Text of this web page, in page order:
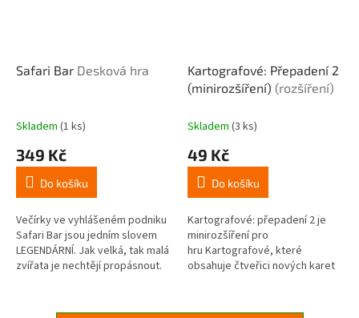
Safari Bar Desková hra
Skladem (1 ks)
349 Kč
Do košíku
Večírky ve vyhlášeném podniku
Safari Bar jsou jedním slovem
LEGENDÁRNÍ. Jak velká, tak malá
zvířata je nechtějí propásnout.
Kartografové: Přepadení 2
(minirozšíření) (rozšíření)
Skladem (3 ks)
49 Kč
Do košíku
Kartografové: přepadení 2 je
minirozšíření pro
hru Kartografové, které
obsahuje čtveřici nových karet